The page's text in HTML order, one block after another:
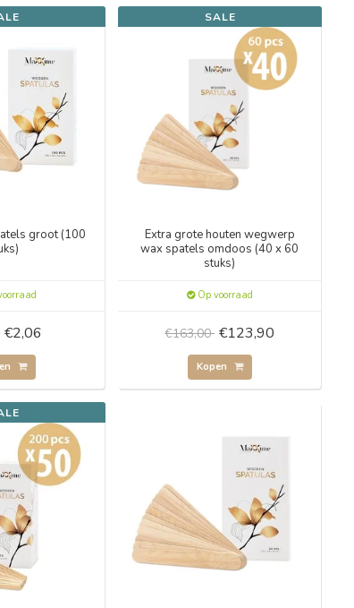
groot (100
€2,06
SALE
Extra grote houten wegwerp
wax spatels omdoos (40 x 60
stuks)
Op voorraad
€163,00 €123,90
Kopen